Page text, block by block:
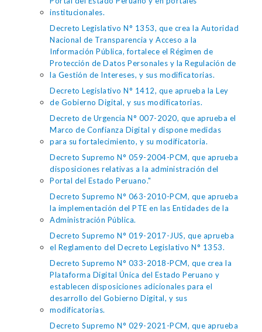
institucionales.
Decreto Legislativo N° 1353, que crea la Autoridad
Nacional de Transparencia y Acceso a la
Información Pública, fortalece el Régimen de
Protección de Datos Personales y la Regulación de
la Gestión de Intereses, y sus modificatorias.
Decreto Legislativo N° 1412, que aprueba la Ley
de Gobierno Digital, y sus modificatorias.
Decreto de Urgencia N° 007-2020, que aprueba el
Marco de Confianza Digital y dispone medidas
para su fortalecimiento, y su modificatoria.
Decreto Supremo N° 059-2004-PCM, que aprueba
disposiciones relativas a la administración del
Portal del Estado Peruano."
Decreto Supremo N° 063-2010-PCM, que aprueba
la implementación del PTE en las Entidades de la
Administración Pública.
Decreto Supremo N° 019-2017-JUS, que aprueba
el Reglamento del Decreto Legislativo N° 1353.
Decreto Supremo N° 033-2018-PCM, que crea la
Plataforma Digital Única del Estado Peruano y
establecen disposiciones adicionales para el
desarrollo del Gobierno Digital, y sus
modificatorias.
Decreto Supremo N° 029-2021-PCM, que aprueba